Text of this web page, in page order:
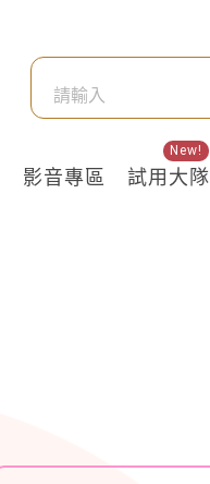
影音專區 試用大隊
New!